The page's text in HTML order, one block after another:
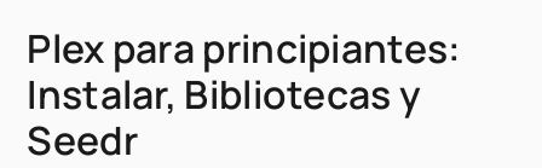
Plex para principiantes:
Instalar, Bibliotecas y
Seedr